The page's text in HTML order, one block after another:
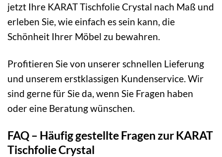
jetzt Ihre KARAT Tischfolie Crystal nach Maß und
erleben Sie, wie einfach es sein kann, die
Schönheit Ihrer Möbel zu bewahren.
Profitieren Sie von unserer schnellen Lieferung
und unserem erstklassigen Kundenservice. Wir
sind gerne für Sie da, wenn Sie Fragen haben
oder eine Beratung wünschen.
FAQ – Häufig gestellte Fragen zur KARAT
Tischfolie Crystal